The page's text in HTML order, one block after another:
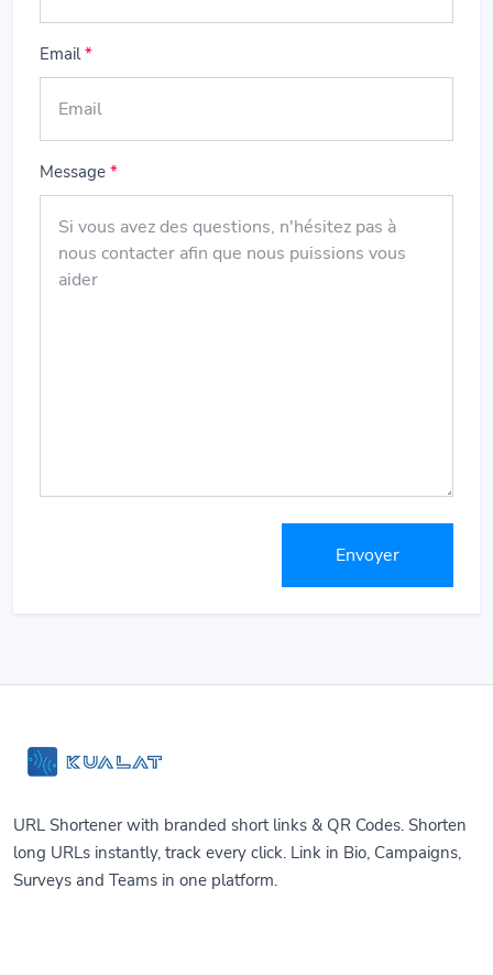
Email*
Message *
Envoyer
URL Shortener with branded short links & QR Codes. Shorten
long URLs instantly, track every click. Link in Bio, Campaigns,
Surveys and Teams in one platform.